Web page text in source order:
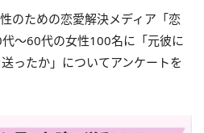
のための恋愛解決メディア「恋
〜60代の女性100名に「元彼に
ったか」についてアンケートを